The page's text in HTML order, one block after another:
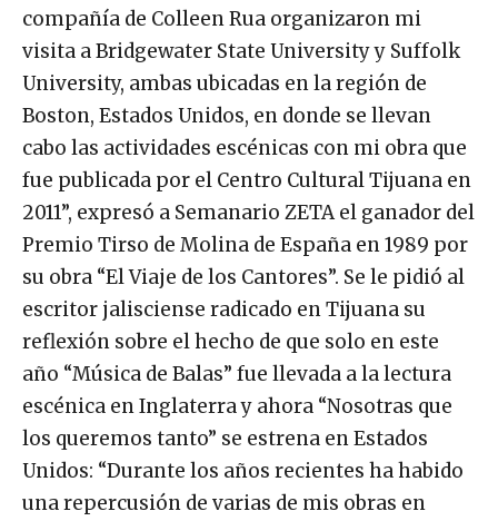
compañía de Colleen Rua organizaron mi
visita a Bridgewater State University y Suffolk
University, ambas ubicadas en la región de
Boston, Estados Unidos, en donde se llevan
cabo las actividades escénicas con mi obra que
fue publicada por el Centro Cultural Tijuana en
2011”, expresó a Semanario ZETA el ganador del
Premio Tirso de Molina de España en 1989 por
su obra “El Viaje de los Cantores”. Se le pidió al
escritor jalisciense radicado en Tijuana su
reflexión sobre el hecho de que solo en este
año “Música de Balas” fue llevada a la lectura
escénica en Inglaterra y ahora “Nosotras que
los queremos tanto” se estrena en Estados
Unidos: “Durante los años recientes ha habido
una repercusión de varias de mis obras en